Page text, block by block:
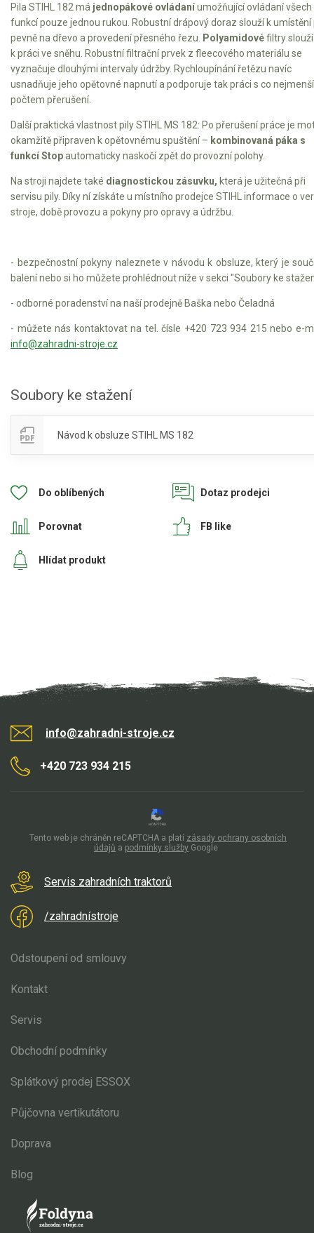
Sněhové frézy
Vertikutátory
Kultivátory
Vysavače a foukače
Elektrocentrály
Štěpkovače a drtiče
Elektrické tříkolky
Elektrické tříkolky pro seniory
Elektrické tříkolky pracovní
Náhradní díly
Náhradní díly pro motorové pily
Zahradní traktory
Náhradní díly pro křovinořezy
Náhradní díly pro sekačky
Pila STIHL 182 má jednopákové ovládaníumožňující ovládaní všech
funkcí pouze jednou rukou. Robustní drápový doraz slouží k umístění
pevně na dřevo a provedení přesného řezu.
Polyamidovéfiltry slouží
k práci ve sněhu. Robustní filtrační prvek z fleecového materiálu se
vyznačuje dlouhými intervaly údržby. Rychloupínání řetězu navíc
usnadňuje jeho opětovné napnutí a podporuje tak práci s co
počtem přerušení.
Další praktická vlastnost pily STIHL MS 182: Po přerušení práce je
okamžitě připraven k opětovnému spuštění – kombinovaná páka s
funkcí Stopautomaticky naskočí zpět do provozní polohy.
Na stroji najdete také diagnostickou zásuvku, která je užitečná při
servisu pily. Díky ní získáte u místního prodejce STIHL informace o
stroje, době provozu a pokyny pro opravy a údržbu.
- bezpečnostní pokyny naleznete v návodu k obsluze, který je
balení nebo si ho můžete prohlédnout níže v sekci "Soubory ke
- odborné poradenství na naší prodejně Baška nebo Čeladná
- můžete nás kontaktovat na tel. čísle +420 723 934 215 nebo e-
info@zahradni-stroje.cz
Soubory ke stažení
Návod k obsluze STIHL MS 182
Do oblíbených
Porovnat
Dotaz prodejci
Hlídat produkt
FB like
info@zahradni-stroje.cz
+420 723 934 215
Servis zahradních traktorů
/zahradnístroje
Odstoupení od smlouvy
Kontakt
Servis
Obchodní podmínky
Splátkový prodej ESSOX
Půjčovna vertikutátoru
Doprava
Blog
Tento web je chráněn reCAPTCHA a platí zásady ochrany osobních
údajů a podmínky služby Google